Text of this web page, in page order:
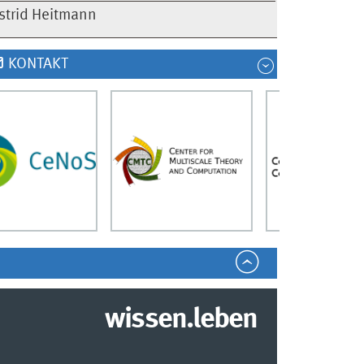
Heitmann
KONTAKT
wissen.leben